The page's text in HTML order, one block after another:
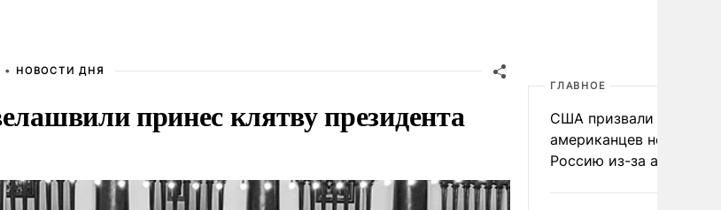
• НОВОСТИ ДНЯ
принес клятву президента
ГЛАВНОЕ
США призвали
американцев не
Россию из-за атак ВСУ